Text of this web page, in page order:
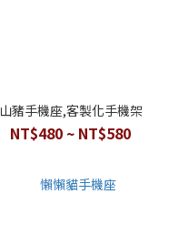
山豬手機座,客製化手機架
NT$480 ~ NT$580